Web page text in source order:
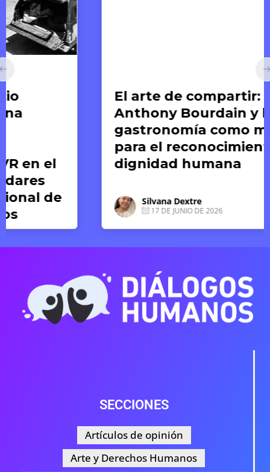
El arte de compartir:
Anthony Bourdain y la
gastronomía como medio
para el reconocimiento de la
dignidad humana
Silvana Dextre
17 DE JUNIO DE 2026
SECCIONES
Artículos de opinión
Arte y Derechos Humanos